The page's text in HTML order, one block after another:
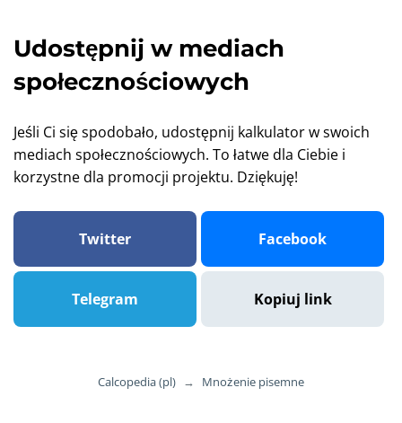
Udostępnij w mediach
społecznościowych
Jeśli Ci się spodobało, udostępnij kalkulator w swoich
mediach społecznościowych. To łatwe dla Ciebie i
korzystne dla promocji projektu. Dziękuję!
Twitter Facebook
Telegram Kopiuj link
Calcopedia (pl) → Mnożenie pisemne